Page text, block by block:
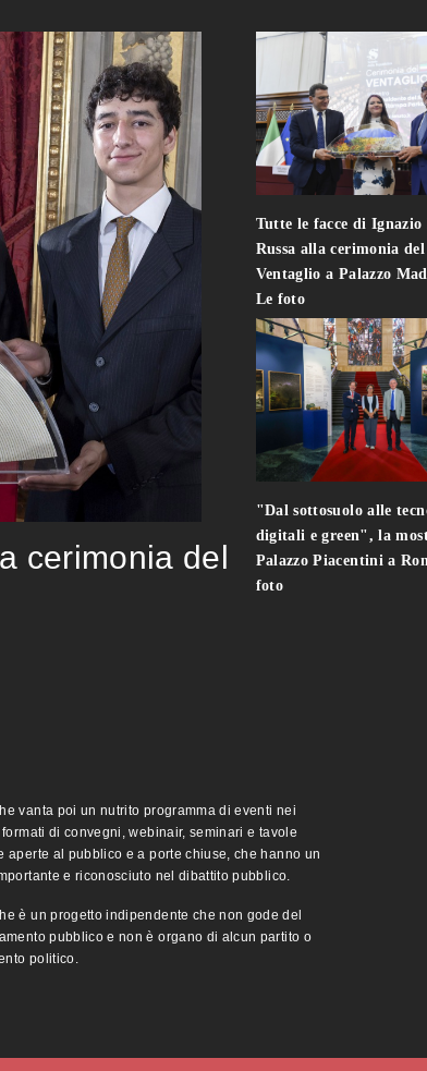
cerimonia del
Tutte le facce di Ignazio
Russa alla cerimonia del
Ventaglio a Palazzo
Le foto
"Dal sottosuolo alle
digitali e green", la
Palazzo Piacentini a
foto
vanta poi un nutrito programma di eventi nei
di convegni, webinair, seminari e tavole
aperte al pubblico e a porte chiuse, che hanno un
e riconosciuto nel dibattito pubblico.
è un progetto indipendente che non gode del
pubblico e non è organo di alcun partito o
politico.